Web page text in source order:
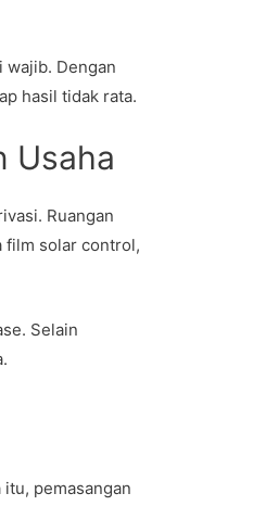
wajib. Dengan
hasil tidak rata.
Usaha
Ruangan
film solar control,
Selain
pemasangan